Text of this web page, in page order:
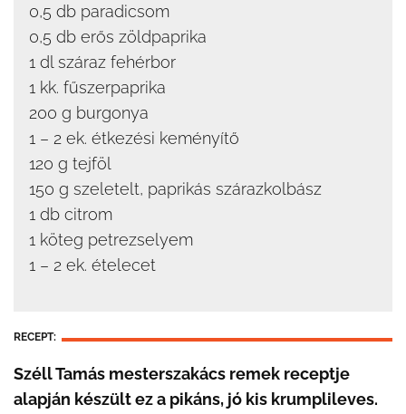
0,5 db paradicsom
0,5 db erős zöldpaprika
1 dl száraz fehérbor
1 kk. fűszerpaprika
200 g burgonya
1 – 2 ek. étkezési keményítő
120 g tejföl
150 g szeletelt, paprikás szárazkolbász
1 db citrom
1 köteg petrezselyem
1 – 2 ek. ételecet
RECEPT:
Széll Tamás mesterszakács remek receptje
alapján készült ez a pikáns, jó kis krumplileves.